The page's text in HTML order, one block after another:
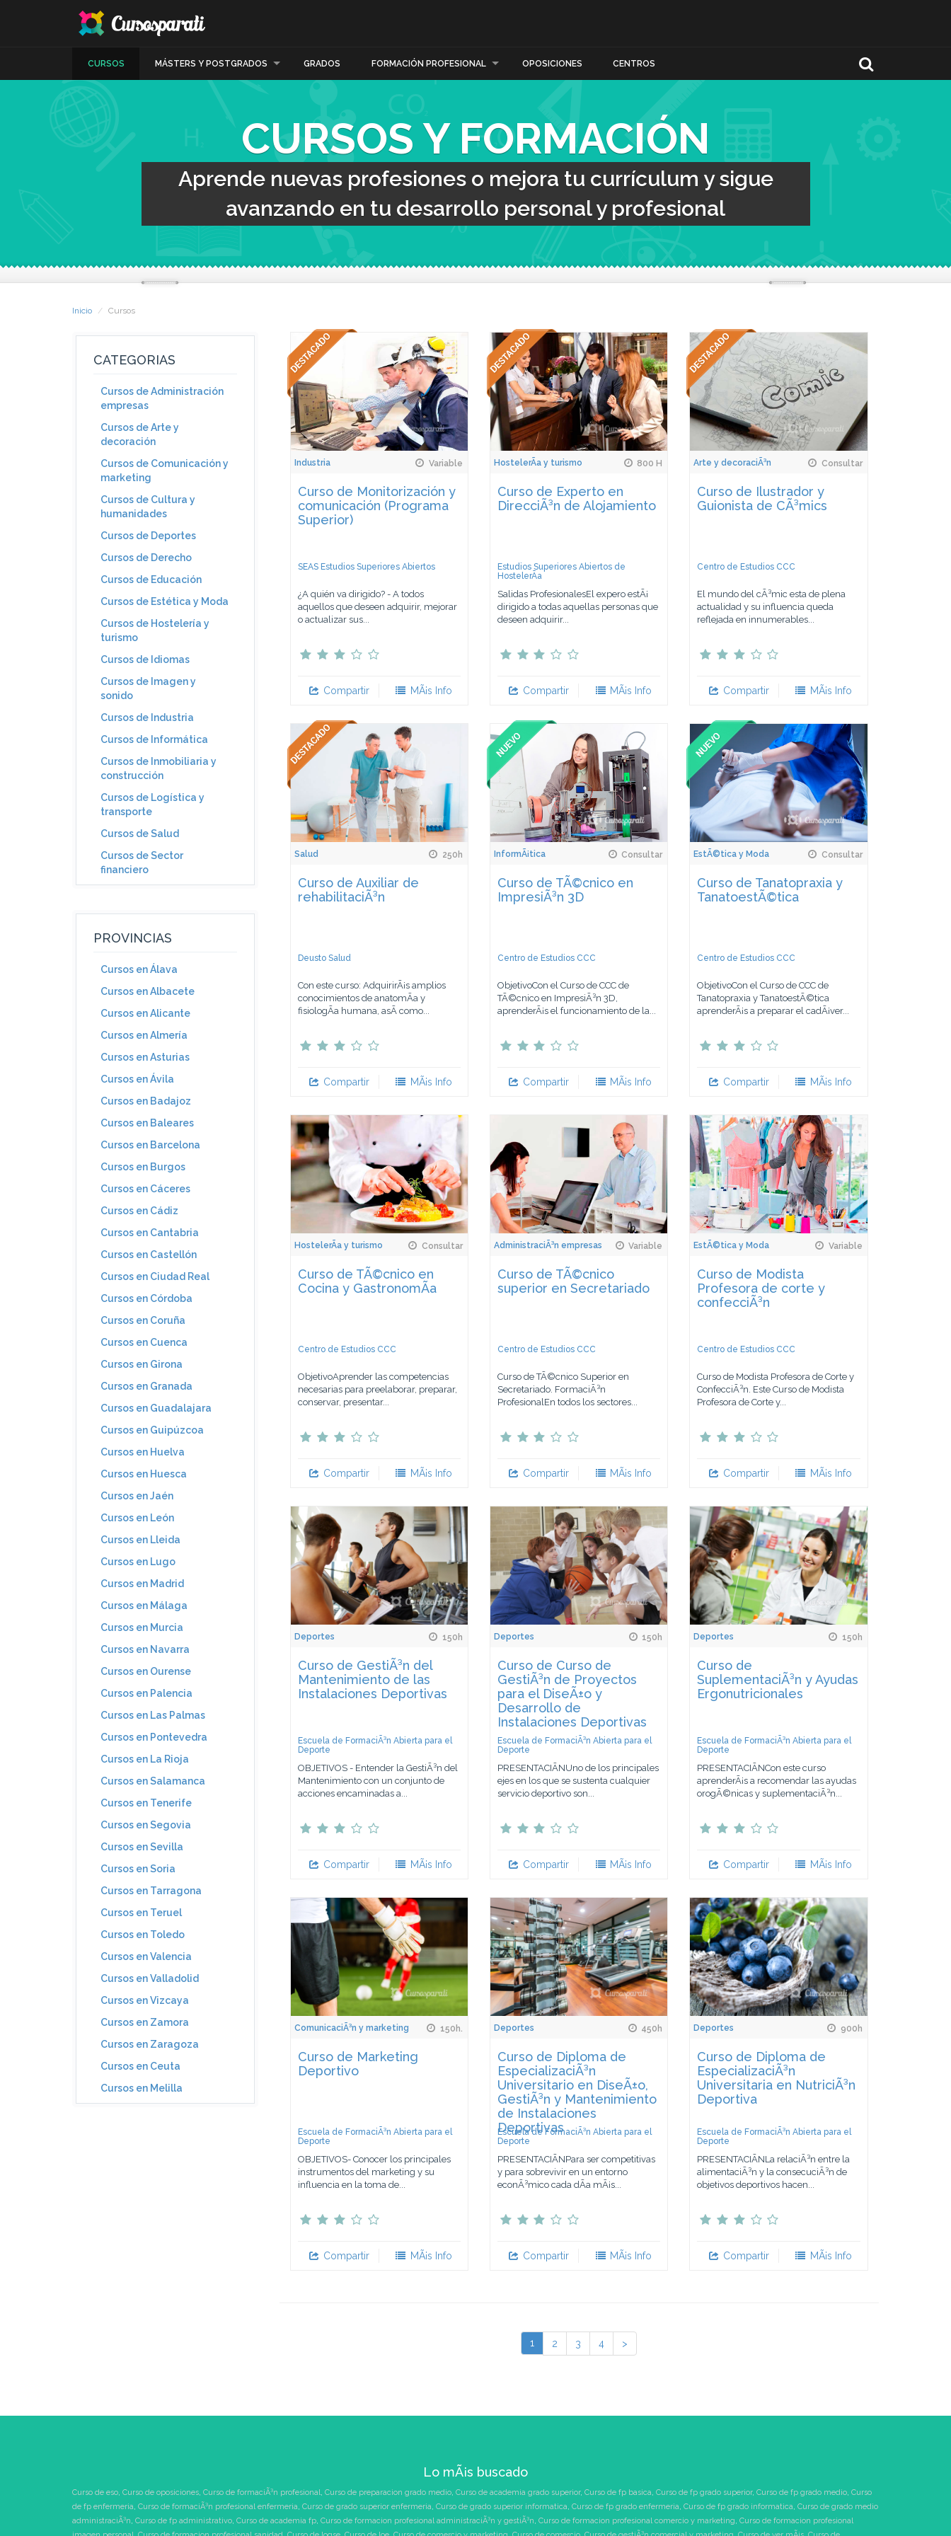
CURSOS MÁSTERS Y POSTGRADOS GRADOS FORMACIÓN PROFESIONAL OPOSICIONES CENTROS
CURSOS Y FORMACIÓN
Aprende nuevas profesiones o mejora tu currículum y sigue
avanzando en tu desarrollo personal y profesional
Inicio Cursos
CATEGORIAS
Cursos de Administración
empresas
Cursos de Arte y
decoración
Cursos de Comunicación y
marketing
Cursos de Cultura y
humanidades
Cursos de Deportes
Cursos de Derecho
Cursos de Educación
Cursos de Estética y Moda
Cursos de Hostelería y
turismo
Cursos de Idiomas
Cursos de Imagen y
sonido
Cursos de Industria
Cursos de Informática
Cursos de Inmobiliaria y
construcción
Cursos de Logística y
transporte
Cursos de Salud
Cursos de Sector
financiero
PROVINCIAS
Cursos en Álava
Cursos en Albacete
Cursos en Alicante
Cursos en Almería
Cursos en Asturias
Cursos en Ávila
Cursos en Badajoz
Cursos en Baleares
Cursos en Barcelona
Cursos en Burgos
Cursos en Cáceres
Cursos en Cádiz
Cursos en Cantabria
Cursos en Castellón
Cursos en Ciudad Real
Cursos en Córdoba
Cursos en Coruña
Cursos en Cuenca
Cursos en Girona
Cursos en Granada
Cursos en Guadalajara
Cursos en Guipúzcoa
Cursos en Huelva
Cursos en Huesca
Cursos en Jaén
Cursos en León
Cursos en Lleida
Cursos en Lugo
Cursos en Madrid
Cursos en Málaga
Cursos en Murcia
Cursos en Navarra
Cursos en Ourense
Cursos en Palencia
Cursos en Las Palmas
Cursos en Pontevedra
Cursos en La Rioja
Cursos en Salamanca
Cursos en Tenerife
Cursos en Segovia
Cursos en Sevilla
Cursos en Soria
Cursos en Tarragona
Cursos en Teruel
Cursos en Toledo
Cursos en Valencia
Cursos en Valladolid
Cursos en Vizcaya
Cursos en Zamora
Cursos en Zaragoza
Cursos en Ceuta
Cursos en Melilla
Industria Variable
Curso de Monitorización y
comunicación (Programa
Superior)
SEAS Estudios Superiores Abiertos
¿A quién va dirigido? - A todos
aquellos que deseen adquirir, mejorar
o actualizar sus...
Compartir MÃ¡s Info
HostelerÃ­a y turismo 800 H
Curso de Experto en
DirecciÃ³n de Alojamiento
Estudios Superiores Abiertos de
HostelerÃ­a
Salidas ProfesionalesEl expero estÃ¡
dirigido a todas aquellas personas que
deseen adquirir...
Compartir MÃ¡s Info
Arte y decoraciÃ³n Consultar
Curso de Ilustrador y
Guionista de CÃ³mics
Centro de Estudios CCC
El mundo del cÃ³mic esta de plena
actualidad y su influencia queda
reflejada en innumerables...
Compartir MÃ¡s Info
Salud 250h
Curso de Auxiliar de
rehabilitaciÃ³n
Deusto Salud
Con este curso: AdquirirÃ¡s amplios
conocimientos de anatomÃ­a y
fisiologÃ­a humana, asÃ­ como...
Compartir MÃ¡s Info
InformÃ¡tica Consultar
Curso de TÃ©cnico en
ImpresiÃ³n 3D
Centro de Estudios CCC
ObjetivoCon el Curso de CCC de
TÃ©cnico en ImpresiÃ³n 3D,
aprenderÃ¡s el funcionamiento de la...
Compartir MÃ¡s Info
EstÃ©tica y Moda Consultar
Curso de Tanatopraxia y
TanatoestÃ©tica
Centro de Estudios CCC
ObjetivoCon el Curso de CCC de
Tanatopraxia y TanatoestÃ©tica
aprenderÃ¡s a preparar el cadÃ¡ver...
Compartir MÃ¡s Info
HostelerÃ­a y turismo Consultar
Curso de TÃ©cnico en
Cocina y GastronomÃ­a
Centro de Estudios CCC
ObjetivoAprender las competencias
necesarias para preelaborar, preparar,
conservar, presentar...
Compartir MÃ¡s Info
AdministraciÃ³n empresas Variable
Curso de TÃ©cnico
superior en Secretariado
Centro de Estudios CCC
Curso de TÃ©cnico Superior en
Secretariado. FormaciÃ³n
ProfesionalEn todos los sectores...
Compartir MÃ¡s Info
EstÃ©tica y Moda Variable
Curso de Modista
Profesora de corte y
confecciÃ³n
Centro de Estudios CCC
Curso de Modista Profesora de Corte y
ConfecciÃ³n. Este Curso de Modista
Profesora de Corte y...
Compartir MÃ¡s Info
Deportes 150h
Curso de GestiÃ³n del
Mantenimiento de las
Instalaciones Deportivas
Escuela de FormaciÃ³n Abierta para el
Deporte
OBJETIVOS - Entender la GestiÃ³n del
Mantenimiento con un conjunto de
acciones encaminadas a...
Compartir MÃ¡s Info
Deportes 150h
Curso de Curso de
GestiÃ³n de Proyectos
para el DiseÃ±o y
Desarrollo de
Instalaciones Deportivas
Escuela de FormaciÃ³n Abierta para el
Deporte
PRESENTACIÃNUno de los principales
ejes en los que se sustenta cualquier
servicio deportivo son...
Compartir MÃ¡s Info
Deportes 150h
Curso de
SuplementaciÃ³n y Ayudas
Ergonutricionales
Escuela de FormaciÃ³n Abierta para el
Deporte
PRESENTACIÃNCon este curso
aprenderÃ¡s a recomendar las ayudas
orogÃ©nicas y suplementaciÃ³n...
Compartir MÃ¡s Info
ComunicaciÃ³n y marketing 150h.
Curso de Marketing
Deportivo
Escuela de FormaciÃ³n Abierta para el
Deporte
OBJETIVOS- Conocer los principales
instrumentos del marketing y su
influencia en la toma de...
Compartir MÃ¡s Info
Deportes 450h
Curso de Diploma de
EspecializaciÃ³n
Universitario en DiseÃ±o,
GestiÃ³n y Mantenimiento
de Instalaciones
Deportivas
Escuela de FormaciÃ³n Abierta para el
Deporte
PRESENTACIÃNPara ser competitivas
y para sobrevivir en un entorno
econÃ³mico cada dÃ­a mÃ¡s...
Compartir MÃ¡s Info
Deportes 900h
Curso de Diploma de
EspecializaciÃ³n
Universitaria en NutriciÃ³n
Deportiva
Escuela de FormaciÃ³n Abierta para el
Deporte
PRESENTACIÃNLa relaciÃ³n entre la
alimentaciÃ³n y la consecuciÃ³n de
objetivos deportivos hacen...
Compartir MÃ¡s Info
1 2 3 4 >
Lo mÃ¡s buscado
Curso de eso, Curso de oposiciones, Curso de formaciÃ³n profesional, Curso de preparacion grado medio, Curso de academia grado superior, Curso de fp basica, Curso de fp grado superior, Curso de fp grado medio, Curso
de fp enfermeria, Curso de formaciÃ³n profesional enfermeria, Curso de grado superior enfermeria, Curso de grado superior informatica, Curso de fp grado enfermeria, Curso de fp grado informatica, Curso de grado medio
administraciÃ³n, Curso de fp administrativo, Curso de academia fp, Curso de formacion profesional administraciÃ³n y gestiÃ³n, Curso de formacion profesional comercio y marketing, Curso de formacion profesional